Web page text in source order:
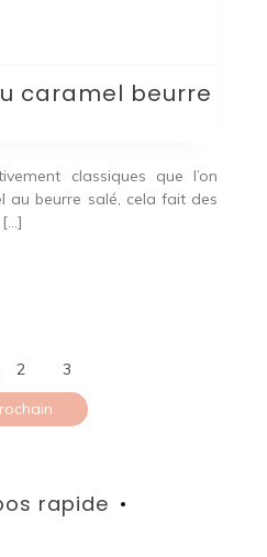
caramel
beurre
caramel beurre
classiques que l’on
au beurre salé, cela fait des
Pagination
des
2
3
rapide